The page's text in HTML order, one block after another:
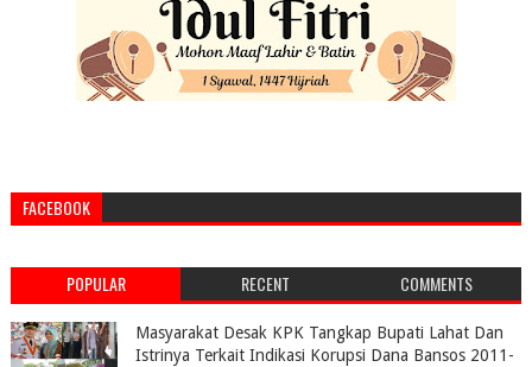
FACEBOOK
POPULAR RECENT COMMENTS
Masyarakat Desak KPK Tangkap Bupati Lahat Dan
Istrinya Terkait Indikasi Korupsi Dana Bansos 2011-